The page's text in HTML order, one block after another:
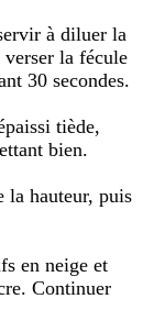
à diluer la
la fécule
30 secondes.
tiède,
bien.
la hauteur, puis
en neige et
Continuer